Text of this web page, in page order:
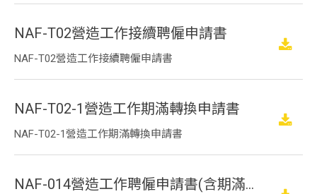
NAF-T02營造工作接續聘僱申請書
NAF-T02營造工作接續聘僱申請書
NAF-T02-1營造工作期滿轉換申請書
NAF-T02-1營造工作期滿轉換申請書
NAF-014營造工作聘僱申請書(含期滿續聘)